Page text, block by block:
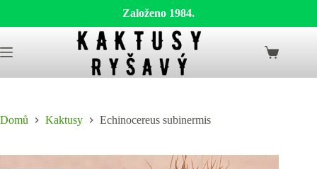
Založeno 1984.
to
content
Shopping
Domů Kaktusy Echinocereus subinermis